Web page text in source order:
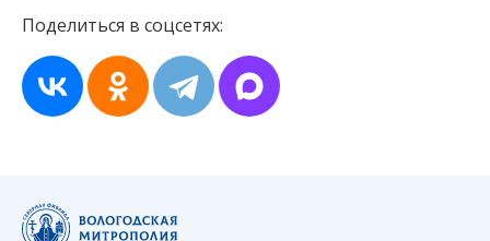
Поделиться в соцсетях: